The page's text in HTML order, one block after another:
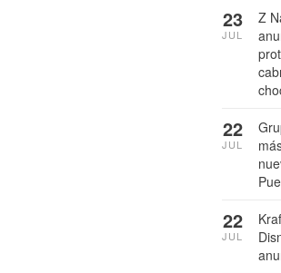
Z
23
JUL
22
JUL
22
JUL